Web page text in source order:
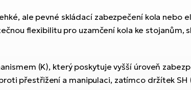
ale pevné skládací zabezpečení kola
flexibilitu pro uzamčení kola ke
(K), který poskytuje vyšší úroveň
přestřižení a manipulaci, zatímco držítek